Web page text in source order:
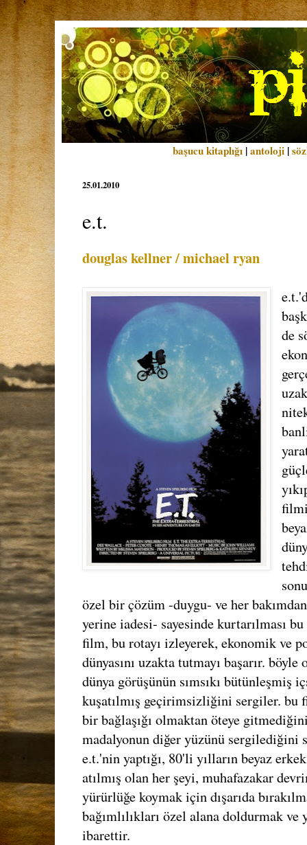
başucu kitaplığı |antoloji |
25.01.2010
e.t.
douglas kellner / michael ryan
de
özel bir çözüm -duygu- ve her
yerine iadesi- sayesinde kurtarılması
film, bu rotayı izleyerek, ekonomik ve
dünyasını uzakta tutmayı başarır.
dünya görüşünün sımsıkı bütünleşmiş
kuşatılmış geçirimsizliğini sergiler. bu
bir bağlaşığı olmaktan öteye
madalyonun diğer yüzünü sergilediğini
e.t.'nin yaptığı, 80'li yılların beyaz
atılmış olan her şeyi, muhafazakar
yürürlüğe koymak için dışarıda
bağımlılıkları özel alana doldurmak
ibarettir.